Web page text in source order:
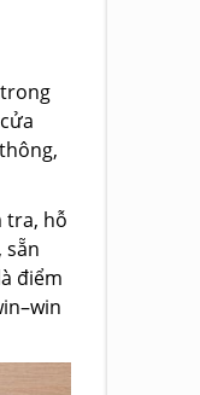
tra, hỗ
sẵn
điểm